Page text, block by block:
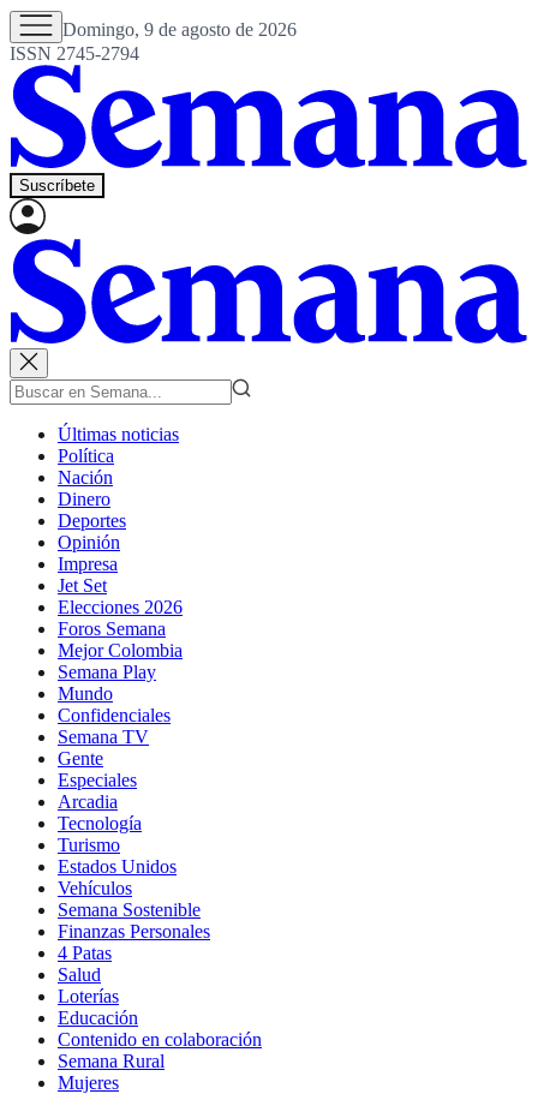
Domingo, 9 de agosto de 2026
ISSN 2745-2794
Suscríbete
Últimas noticias
Política
Nación
Dinero
Deportes
Opinión
Impresa
Jet Set
Elecciones 2026
Foros Semana
Mejor Colombia
Semana Play
Mundo
Confidenciales
Semana TV
Gente
Especiales
Arcadia
Tecnología
Turismo
Estados Unidos
Vehículos
Semana Sostenible
Finanzas Personales
4 Patas
Salud
Loterías
Educación
Contenido en colaboración
Semana Rural
Mujeres